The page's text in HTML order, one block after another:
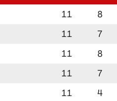
11 8
11 7
11 8
11 7
11 4